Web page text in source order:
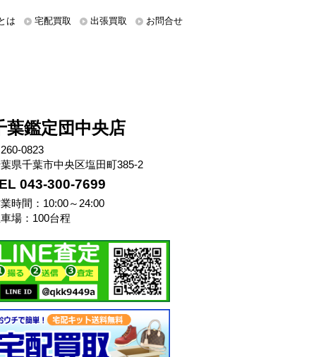
は 宅配買取 出張買取 お問合せ
葉鑑定団中央店
0823
県千葉市中央区塩田町385-2
043-300-7699
時間：10:00～24:00
場：100台程